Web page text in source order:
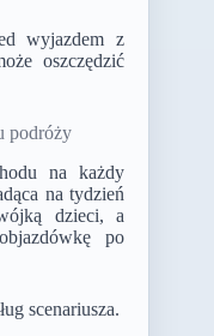
wyjazdem z
oszczędzić
podróży
na każdy
na tydzień
dzieci, a
po
scenariusza.